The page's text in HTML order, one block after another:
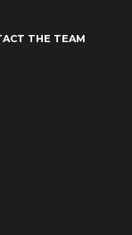
THE TEAM